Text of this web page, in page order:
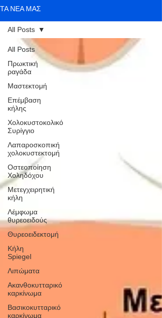
ΤΑ ΝΕΑ ΜΑΣ
All Posts
Πρωκτική
ραγάδα
Μαστεκτομή
Επέμβαση
κήλης
Χολοκυστοκολικό
Συρίγγιο
Λαπαροσκοπική
χολοκυστεκτομή
Οστεοποίηση
Χοληδόχου
Μετεγχειρητική
κήλη
Λέμφωμα
θυρεοειδούς
Θυρεοειδεκτoμή
Κήλη
Spiegel
Λιπώματα
Ακανθοκυτταρικό
καρκίνωμα
Βασικοκυτταρικό
καρκίνωμα
All Posts